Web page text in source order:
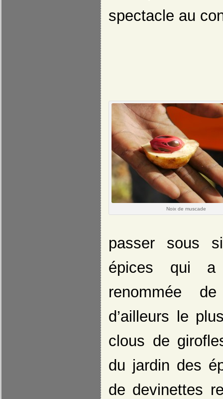
spectacle au
Noix de muscade
passer sous
épices qui
renommée
d’ailleurs le
clous de
du jardin des
de devinettes